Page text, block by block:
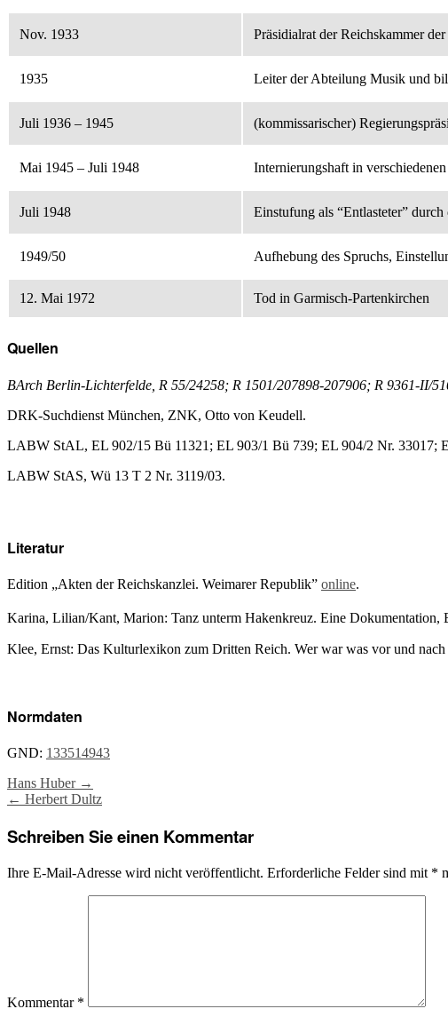
Nov. 1933 Präsidialrat der Reichskammer
1935 Leiter der Abteilung Musik und
Juli 1936 – 1945 (kommissarischer)
Mai 1945 – Juli 1948 Internierungshaft in
Juli 1948 Einstufung als “Entlasteter”
1949/50 Aufhebung des Spruchs,
12. Mai 1972 Tod in Garmisch-Partenkirchen
Quellen
BArch Berlin-Lichterfelde, R 55/24258; R 1501/207898-207906; R 9361-II/
DRK-Suchdienst München, ZNK, Otto von Keudell.
LABW StAL, EL 902/15 Bü 11321; EL 903/1 Bü 739; EL 904/2 Nr. 33017;
LABW StAS, Wü 13 T 2 Nr. 3119/03.
Literatur
Edition „Akten der Reichskanzlei. Weimarer Republik” online.
Karina, Lilian/Kant, Marion: Tanz unterm Hakenkreuz. Eine Dokumentation,
Klee, Ernst: Das Kulturlexikon zum Dritten Reich. Wer war was vor und
Normdaten
GND: 133514943
Post
Hans Huber →
← Herbert Dultz
Schreiben Sie einen Kommentar
Ihre E-Mail-Adresse wird nicht veröffentlicht. Erforderliche Felder sind mit *
Kommentar *